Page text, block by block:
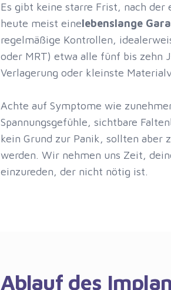
Es gibt keine starre Frist, nach
heute meist einelebenslange
regelmäßige Kontrollen,
oder MRT) etwa alle fünf bis zehn
Verlagerung oder kleinste
Achte auf Symptome wie
Spannungsgefühle, sichtbare
kein Grund zur Panik, sollten aber
werden. Wir nehmen uns Zeit,
einzureden, der nicht nötig ist.
Ablauf des